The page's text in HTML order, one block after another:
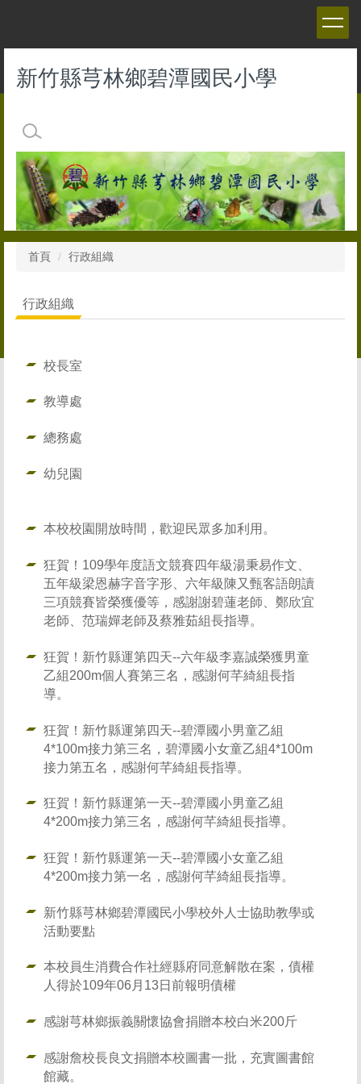
內新竹縣芎林鄉碧潭國民小學
首頁 行政組織
行政組織
校長室
教導處
總務處
幼兒園
本校校園開放時間，歡迎民眾多加利用。
狂賀！109學年度語文競賽四年級湯秉易作文、
五年級梁恩赫字音字形、六年級陳又甄客語朗讀
三項競賽皆榮獲優等，感謝謝碧蓮老師、鄭欣宜
老師、范瑞嬋老師及蔡雅茹組長指導。
狂賀！新竹縣運第四天--六年級李嘉誠榮獲男童
乙組200m個人賽第三名，感謝何芊綺組長指
導。
狂賀！新竹縣運第四天--碧潭國小男童乙組
4*100m接力第三名，碧潭國小女童乙組4*100m
接力第五名，感謝何芊綺組長指導。
狂賀！新竹縣運第一天--碧潭國小男童乙組
4*200m接力第三名，感謝何芊綺組長指導。
狂賀！新竹縣運第一天--碧潭國小女童乙組
4*200m接力第一名，感謝何芊綺組長指導。
新竹縣芎林鄉碧潭國民小學校外人士協助教學或
活動要點
本校員生消費合作社經縣府同意解散在案，債權
人得於109年06月13日前報明債權
感謝芎林鄉振義關懷協會捐贈本校白米200斤
感謝詹校長良文捐贈本校圖書一批，充實圖書館
館藏。